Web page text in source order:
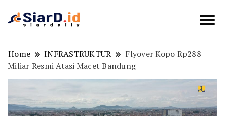
Home INFRASTRUKTUR
Flyover Kopo Rp288
Miliar Resmi Atasi Macet Bandung